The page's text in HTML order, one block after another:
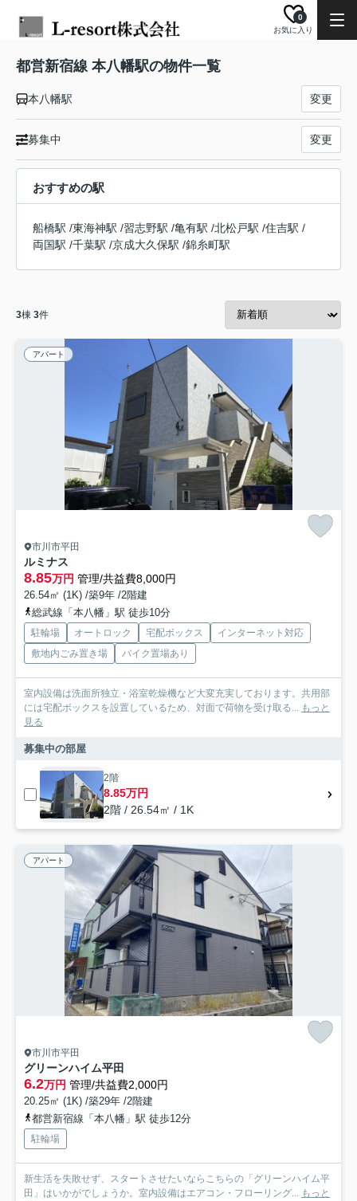
お気に入り
0
都営新宿線 本八幡駅の物件一覧
本八幡駅 変更
募集中 変更
おすすめの駅
船橋駅 /東海神駅 /習志野駅 /亀有駅 /北松戸駅 /住吉駅 /
両国駅 /千葉駅 /京成大久保駅 /錦糸町駅
3棟 3件
アパート
市川市平田
ルミナス
8.85万円 管理/共益費8,000円
26.54㎡ (1K) /築9年 /2階建
総武線「本八幡」駅 徒歩10分
駐輪場 オートロック 宅配ボックス
インターネット対応
敷地内ごみ置き場
バイク置場あり
室内設備は洗面所独立・浴室乾燥機など大変充実しております。共用部
には宅配ボックスを設置しているため、対面で荷物を受け取る... もっと
見る
募集中の部屋
2階
8.85万円
2階 / 26.54㎡ / 1K
アパート
市川市平田
グリーンハイム平田
6.2万円 管理/共益費2,000円
20.25㎡ (1K) /築29年 /2階建
都営新宿線「本八幡」駅 徒歩12分
駐輪場
新生活を失敗せず、スタートさせたいならこちらの「グリーンハイム平
田」はいかがでしょうか。室内設備はエアコン・フローリング... もっと